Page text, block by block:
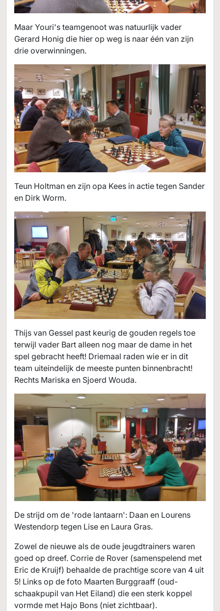
Maar Youri's teamgenoot was natuurlijk vader
Gerard Honig die hier op weg is naar één van zijn
drie overwinningen.
Teun Holtman en zijn opa Kees in actie tegen Sander
en Dirk Worm.
Thijs van Gessel past keurig de gouden regels toe
terwijl vader Bart alleen nog maar de dame in het
spel gebracht heeft! Driemaal raden wie er in dit
team uiteindelijk de meeste punten binnenbracht!
Rechts Mariska en Sjoerd Wouda.
De strijd om de 'rode lantaarn': Daan en Lourens
Westendorp tegen Lise en Laura Gras.
Zowel de nieuwe als de oude jeugdtrainers waren
goed op dreef. Corrie de Rover (samenspelend met
Eric de Kruijf) behaalde de prachtige score van 4 uit
5! Links op de foto Maarten Burggraaff (oud-
schaakpupil van Het Eiland) die een sterk koppel
vormde met Hajo Bons (niet zichtbaar).